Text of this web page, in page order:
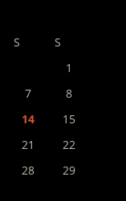
S
S
1
7
8
14
15
21
22
28
29